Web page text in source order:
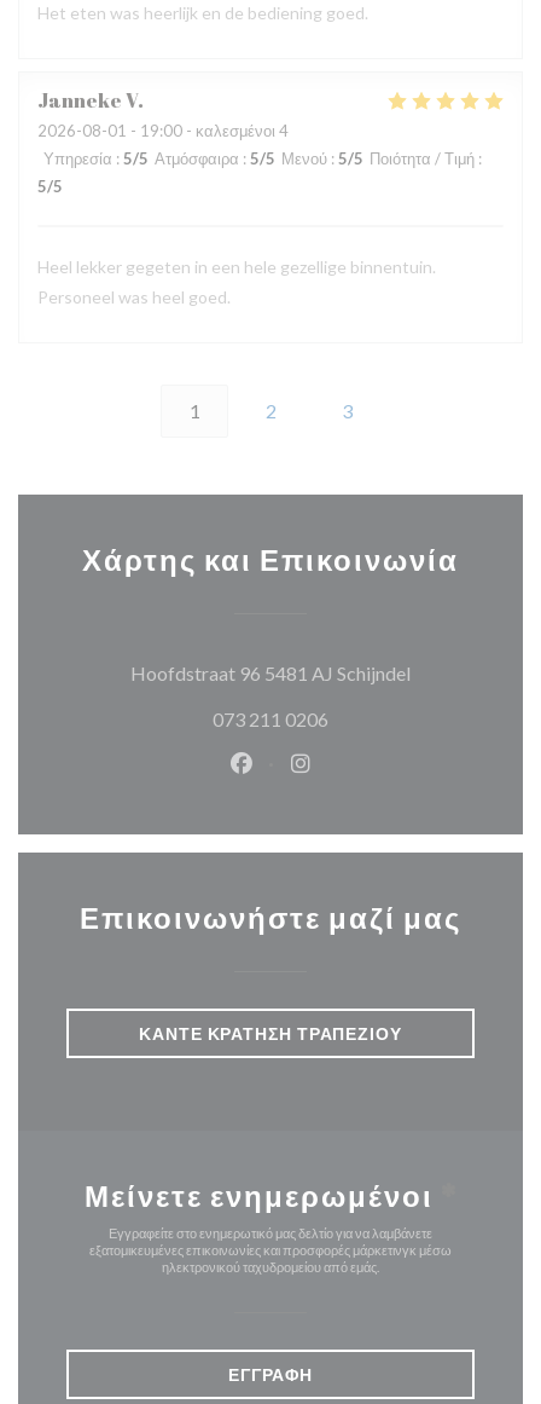
Het eten was heerlijk en de bediening goed.
JannekeV
2026-08-01 - 19:00 - καλεσμένοι 4
Υπηρεσία : 5/5 Ατμόσφαιρα : 5/5 Μενού : 5/5 Ποιότητα / Τιμή :
5/5
Heel lekker gegeten in een hele gezellige binnentuin.
Personeel was heel goed.
1 2 3
Χάρτης και Επικοινωνία
Hoofdstraat 96 5481 AJ Schijndel
073 211 0206
Facebook ((ανοίγει σε νέο
Instagram ((ανοίγει σε
Επικοινωνήστε μαζί μας
ΚΆΝΤΕ ΚΡΆΤΗΣΗ ΤΡΑΠΕΖΙΟΎ
Μείνετε ενημερωμένοι
Εγγραφείτε στο ενημερωτικό μας δελτίο για να λαμβάνετε
εξατομικευμένες επικοινωνίες και προσφορές μάρκετινγκ μέσω
ηλεκτρονικού ταχυδρομείου από εμάς.
ΕΓΓΡΑΦΉ